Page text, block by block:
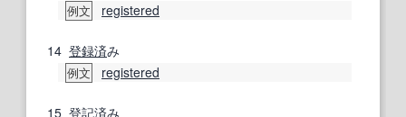
例文 registered
14 登録済み
例文 registered
15 登記済み